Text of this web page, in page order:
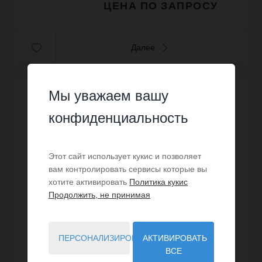
ЦЕНА ПО ЗАПРОСУ
Далее
Мы уважаем вашу
конфиденциальность
Этот сайт использует кукис и позволяет
вам контролировать сервисы которые вы
хотите активировать Политика кукис
Продолжить, не принимая
ПЕРСОНАЛИЗИРОВАТЬАКТИВИРОВАТЬ
ВСЕ